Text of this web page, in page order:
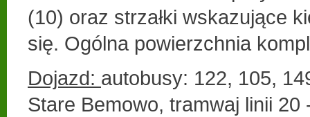
(10) oraz strzałki wskazujące
się. Ogólna powierzchnia
Dojazd: autobusy: 122, 105,
Stare Bemowo, tramwaj linii